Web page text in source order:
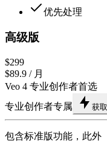
优先处理
高级版
$299
$89.9 / 月
Veo 4 专业创作者首选
专业创作者专属
获
包含标准版功能，此外